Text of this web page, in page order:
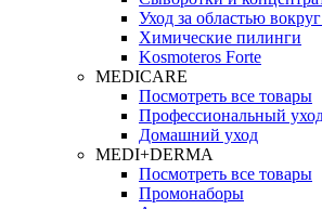
Уход за областью вокруг
Химические пилинги
Kosmoteros Forte
MEDICARE
Посмотреть все товары
Профессиональный
Домашний уход
MEDI+DERMA
Посмотреть все товары
Промонаборы